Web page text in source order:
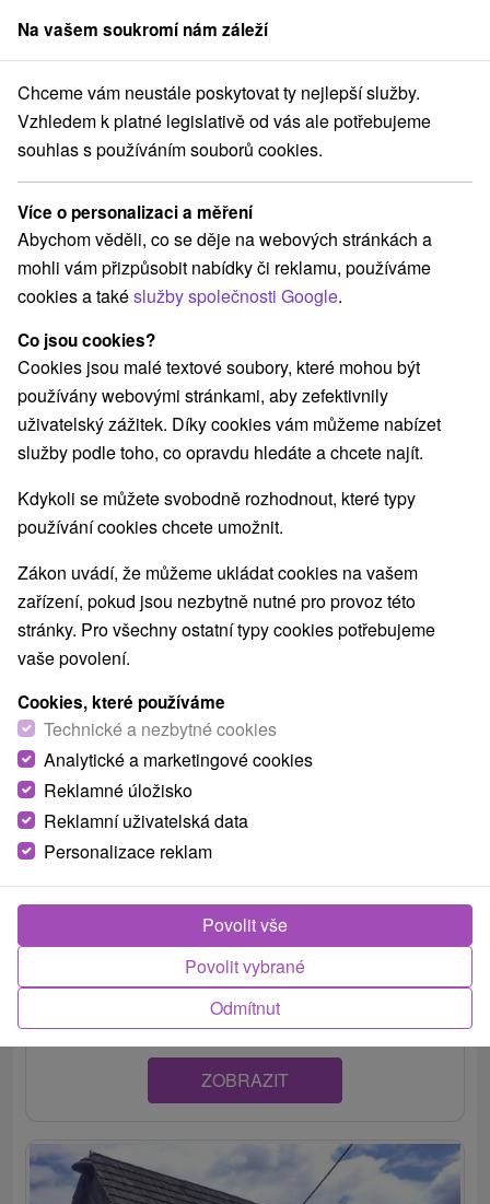
člen skupinySorger
Stredné Slovensko Banskobystrický kraj Čierny Balog
Drevenice Čierny Balog
Kategorie
Všechny kategorie
Apartmány(1)
Chaty na prenájom(11) Drevenice(3) Penzióny
Vyberte lokalitu nebo termín
VŠECHNY NEJLEVNĚJŠÍ NEJDRAŽŠÍ PODLE
Chata pod Urbanovým vrchom Čierny Balog
Chata v príjemnej rekreačnej oblasti obce Čierny Balog
návštevníkom celoročne ponúka komfortné...
ZOBRAZIT
Na vašem soukromí nám záleží
Chceme vám neustále poskytovat ty nejlepší služby.
Vzhledem k platné legislativě od vás ale potřebujeme
souhlas s používáním souborů cookies.
Více o personalizaci a měření
Abychom věděli, co se děje na webových stránkách a
mohli vám přizpůsobit nabídky či reklamu, používáme
cookies a takéslužby společnosti Google.
Co jsou cookies?
Cookies jsou malé textové soubory, které mohou být
používány webovými stránkami, aby zefektivnily
uživatelský zážitek. Díky cookies vám můžeme nabízet
služby podle toho, co opravdu hledáte a chcete najít.
Kdykoli se můžete svobodně rozhodnout, které typy
používání cookies chcete umožnit.
Zákon uvádí, že můžeme ukládat cookies na vašem
zařízení, pokud jsou nezbytně nutné pro provoz této
stránky. Pro všechny ostatní typy cookies potřebujeme
vaše povolení.
Cookies, které používáme
Technické a nezbytné cookies
Analytické a marketingové cookies
Reklamné úložisko
Reklamní uživatelská data
Personalizace reklam
Odmítnut
Povolit vybrané
Povolit vše